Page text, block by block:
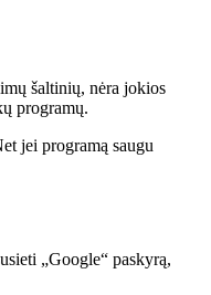
šaltinių, nėra jokios
programų.
jei programą saugu
„Google“ paskyrą,